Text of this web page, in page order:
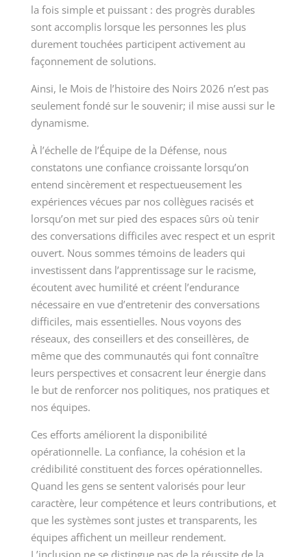
la fois simple et puissant : des progrès durables
sont accomplis lorsque les personnes les plus
durement touchées participent activement au
façonnement de solutions.
Ainsi, le Mois de l’histoire des Noirs 2026 n’est pas
seulement fondé sur le souvenir; il mise aussi sur le
dynamisme.
À l’échelle de l’Équipe de la Défense, nous
constatons une confiance croissante lorsqu’on
entend sincèrement et respectueusement les
expériences vécues par nos collègues racisés et
lorsqu’on met sur pied des espaces sûrs où tenir
des conversations difficiles avec respect et un esprit
ouvert. Nous sommes témoins de leaders qui
investissent dans l’apprentissage sur le racisme,
écoutent avec humilité et créent l’endurance
nécessaire en vue d’entretenir des conversations
difficiles, mais essentielles. Nous voyons des
réseaux, des conseillers et des conseillères, de
même que des communautés qui font connaître
leurs perspectives et consacrent leur énergie dans
le but de renforcer nos politiques, nos pratiques et
nos équipes.
Ces efforts améliorent la disponibilité
opérationnelle. La confiance, la cohésion et la
crédibilité constituent des forces opérationnelles.
Quand les gens se sentent valorisés pour leur
caractère, leur compétence et leurs contributions, et
que les systèmes sont justes et transparents, les
équipes affichent un meilleur rendement.
L’inclusion ne se distingue pas de la réussite de la